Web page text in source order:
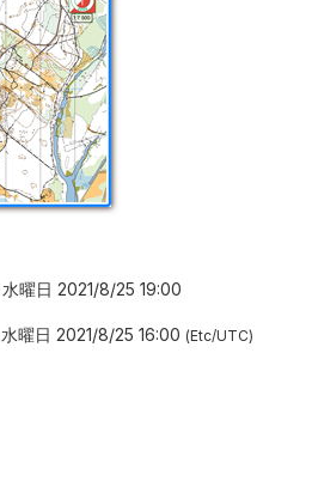
水曜日 2021/8/25 19:00
水曜日 2021/8/25 16:00 Etc/UTC